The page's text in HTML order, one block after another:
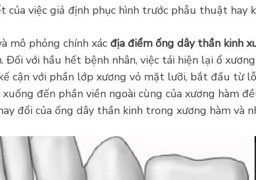
của việc giả định phục hình trước phẫu thuật hay
mô phỏng chính xác địa điểm ống dây thần kinh
Đối với hầu hết bệnh nhân, việc tái hiện lại ổ
cận với phần lớp xương vỏ mặt lưỡi, bắt đầu từ
đến phần viền ngoài cùng của xương hàm
đổi của ống dây thần kinh trong xương hàm và